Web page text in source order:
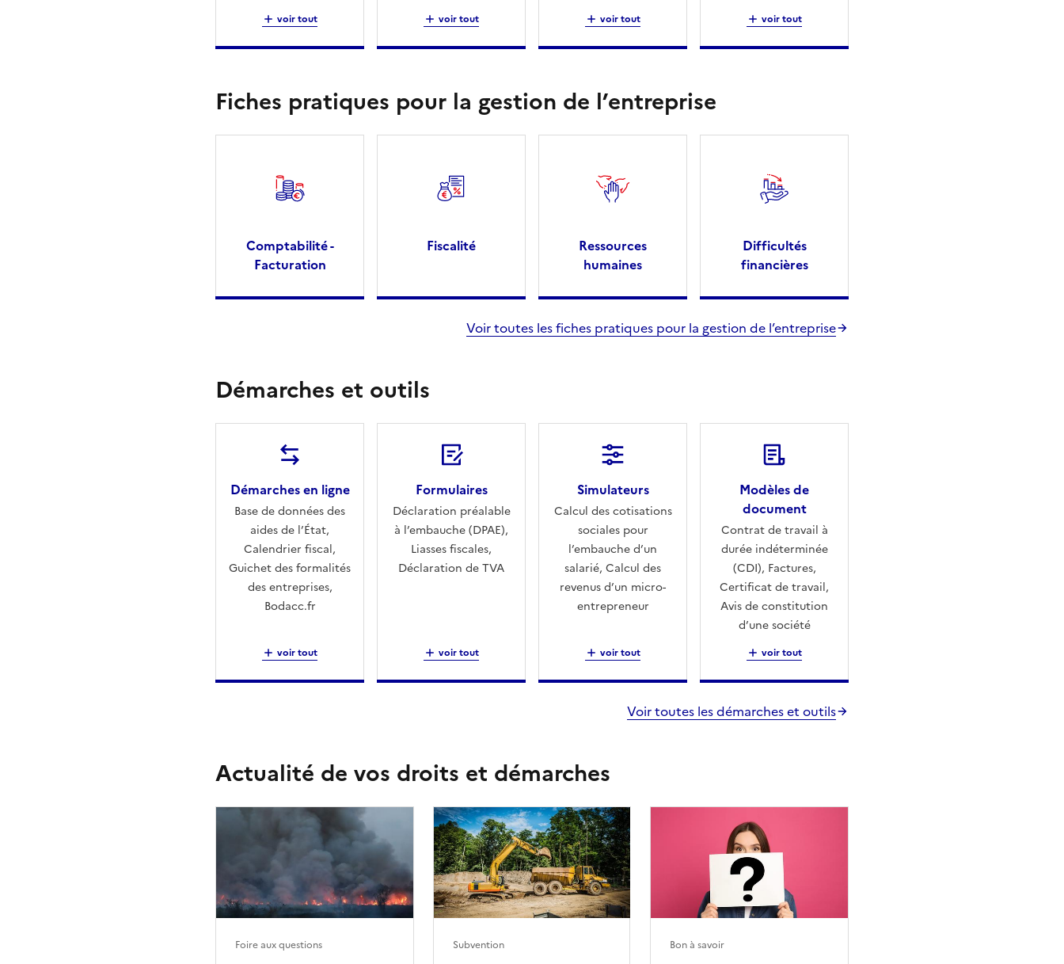
voir tout voir tout voir tout voir tout
Fiches pratiques pour la gestion de l’entreprise
Comptabilité -
Facturation
Fiscalité
Ressources
humaines
Difficultés
financières
Voir toutes les fiches pratiques pour la gestion de l’entreprise
Démarches et outils
Démarches en ligne
Base de données des
aides de l’État,
Calendrier fiscal,
Guichet des formalités
des entreprises,
Bodacc.fr
voir tout
Formulaires
Déclaration préalable
à l’embauche (DPAE),
Liasses fiscales,
Déclaration de TVA
voir tout
Simulateurs
Calcul des cotisations
sociales pour
l’embauche d’un
salarié, Calcul des
revenus d’un micro-
entrepreneur
voir tout
Modèles de
document
Contrat de travail à
durée indéterminée
(CDI), Factures,
Certificat de travail,
Avis de constitution
d’une société
voir tout
Voir toutes les démarches et outils
Actualité de vos droits et démarches
Foire aux questions Subvention Bon à savoir